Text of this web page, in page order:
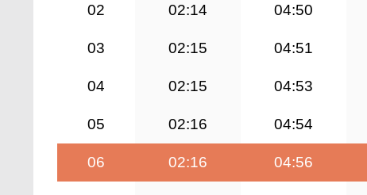
02 02:14 04:50
03 02:15 04:51
04 02:15 04:53
05 02:16 04:54
06 02:16 04:56